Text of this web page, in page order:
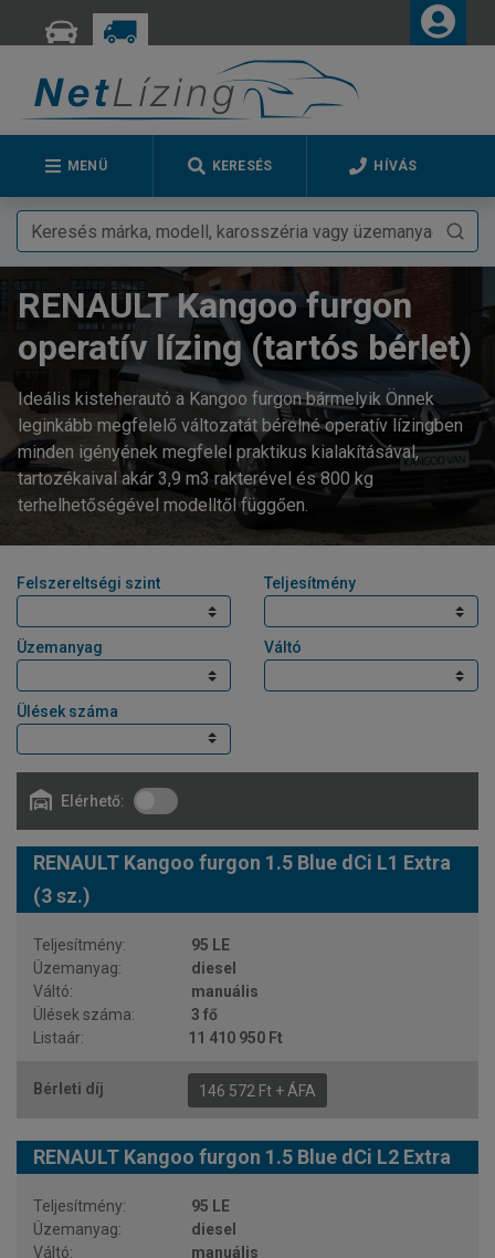
MENÜ KERESÉS HÍVÁS
RENAULT Kangoo furgon
operatív lízing (tartós bérlet)
Ideális kisteherautó a Kangoo furgon bármelyik Önnek
leginkább megfelelő változatát bérelné operatív lízingben
minden igényének megfelel praktikus kialakításával,
tartozékaival akár 3,9 m3 rakterével és 800 kg
terhelhetőségével modelltől függően.
Felszereltségi szint Teljesítmény
Üzemanyag Váltó
Ülések száma
Elérhető:
RENAULT Kangoo furgon 1.5 Blue dCi L1 Extra
(3 sz.)
95 LE
diesel
manuális
3 fő
11 410 950 Ft
146 572 Ft + ÁFA
RENAULT Kangoo furgon 1.5 Blue dCi L2 Extra
95 LE
diesel
manuális